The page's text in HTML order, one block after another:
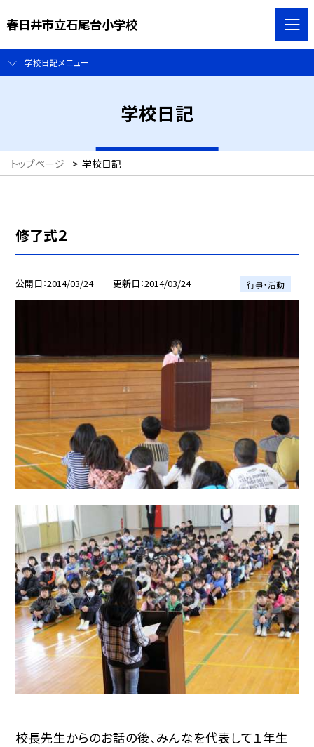
春日井市立石尾台小学校
学校日記メニュー
学校日記
トップページ > 学校日記
修了式２
公開日 2014/03/24 更新日 2014/03/24 行事・活動
校長先生からのお話の後、みんなを代表して１年生